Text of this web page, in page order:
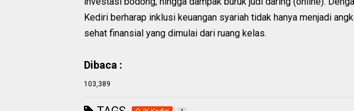
Kediri berharap inklusi keuangan syariah tidak hanya menjadi
sehat finansial yang dimulai dari ruang kelas.
Dibaca :
103,389